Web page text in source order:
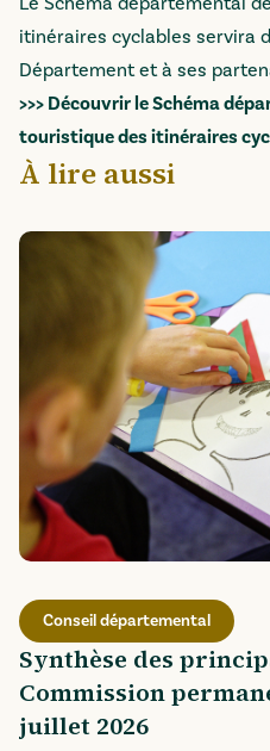
itinéraires cyclables servira
Département et à ses
>>> Découvrir le Schéma
touristique des itinéraires
À lire aussi
Conseil départemental
Synthèse des
Commission
juillet 2026